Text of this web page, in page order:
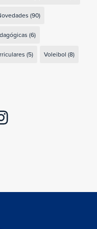
(90)
(6)
(5) Voleibol (8)